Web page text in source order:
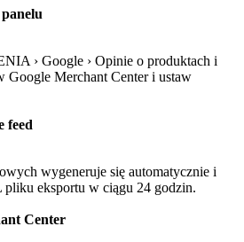
› Google › Opinie o produktach i
Google Merchant Center i ustaw
feed
wygeneruje się automatycznie i
eksportu w ciągu 24 godzin.
Center